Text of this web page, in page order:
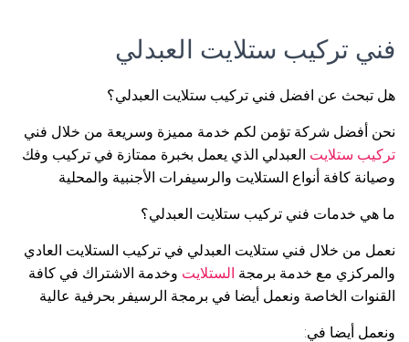
فني تركيب ستلايت العبدلي
هل تبحث عن افضل فني تركيب ستلايت العبدلي؟
نحن أفضل شركة تؤمن لكم خدمة مميزة وسريعة من خلال فني
تركيب ستلايت العبدلي الذي يعمل بخبرة ممتازة في تركيب وفك
وصيانة كافة أنواع الستلايت والرسيفرات الأجنبية والمحلية
ما هي خدمات فني تركيب ستلايت العبدلي؟
نعمل من خلال فني ستلايت العبدلي في تركيب الستلايت العادي
والمركزي مع خدمة برمجة الستلايت وخدمة الاشتراك في كافة
القنوات الخاصة ونعمل أيضا في برمجة الرسيفر بحرفية عالية
ونعمل أيضا في: